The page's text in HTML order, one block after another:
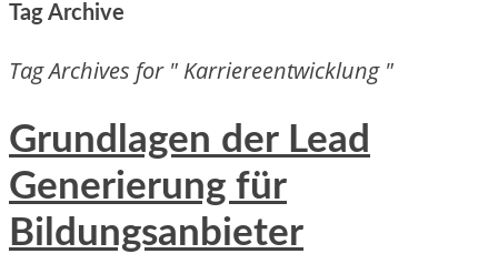
Tag Archive
Tag Archives for " Karriereentwicklung "
Grundlagen der Lead
Generierung für
Bildungsanbieter